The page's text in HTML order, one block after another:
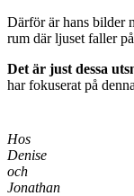
Därför är hans bilder
rum där ljuset faller
Det är just dessa
har fokuserat på
Hos
Denise
och
Jonathan